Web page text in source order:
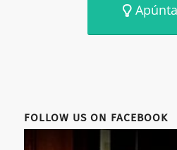
FOLLOW US ON FACEBOOK